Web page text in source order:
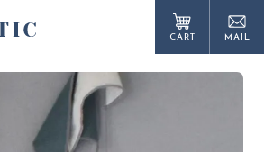
CART MAIL